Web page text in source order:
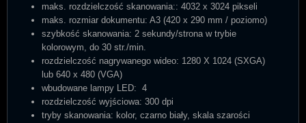
maks. rozdzielczość skanowania:: 4032 x 3024 pikseli
maks. rozmiar dokumentu: A3 (420 x 290 mm / poziomo)
szybkość skanowania: 2 sekundy/strona w trybie
kolorowym, do 30 str./min.
rozdzielczość nagrywanego wideo: 1280 X 1024 (SXGA)
lub 640 x 480 (VGA)
wbudowane lampy LED: 4
rozdzielczość wyjściowa: 300 dpi
tryby skanowania: kolor, czarno biały, skala szarości